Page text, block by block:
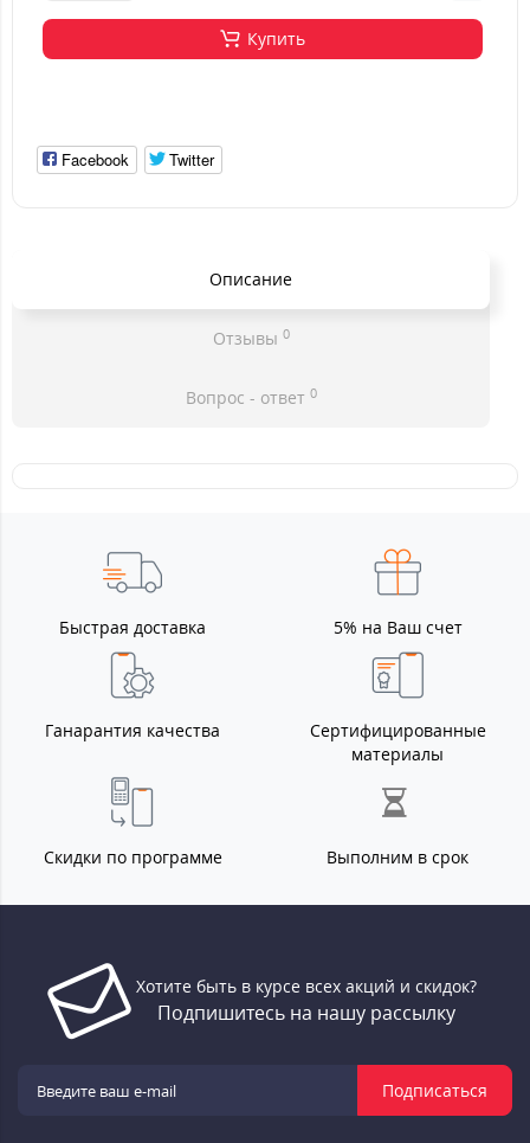
Купить
Facebook Twitter
Описание
Отзывы 0
Вопрос - ответ 0
Быстрая доставка 5% на Ваш счет
Ганарантия качества
Сертифицированные
материалы
Скидки по программе Выполним в срок
Хотите быть в курсе всех акций и скидок?
Подпишитесь на нашу рассылку
Подписаться